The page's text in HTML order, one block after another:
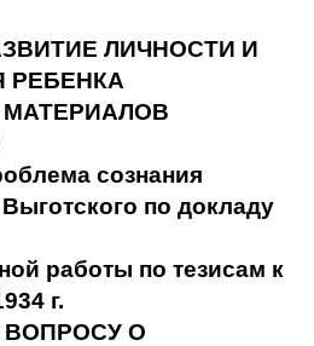
ЛИЧНОСТИ И
РЕБЕНКА
сознания
по докладу
работы по тезисам к
г.
ВОПРОСУ О